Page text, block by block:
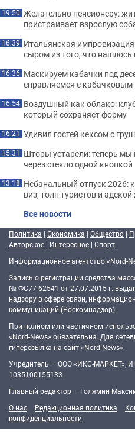
19:50 Желательно пенсионеру:
пристраивает взрослую
16:39 Итальянская
сыром из того, что нашлось
16:36 Маскируем кабачки под
справляемся с
16:54 Воздушный как облако:
который сохраняет форму
16:21 Удивил гостей кексом с
15:31 Шторы устарели: теперь
через стекло одной кнопкой
13:18 Небанальный отпуск 2026:
виз, толп туристов и
Все новости
Политика | Экономика | Общество |
Авторское | Интересное | Спорт
Информационное агентство «Nord-
Запись о регистрации средства
№ ФС77-62541 от 27.07.2015 г.
надзору в сфере связи,
коммуникаций (Роскомнадзор).
При полном или частичном
«Nord-News» обязательна. Для
гиперссылка на сайт «Nord-News».
Учредитель — ООО «ИКС-МАРКЕТ»,
1035100155133
Главный редактор — Голямин
О нас
Редакционная политика
конфиденциальности